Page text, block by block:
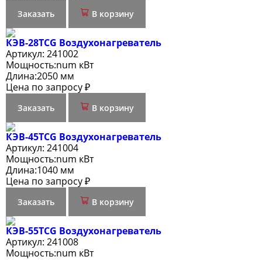
Заказать В корзину
КЭВ-28TСG Воздухонагреватель
Артикул: 241002
Мощность:num кВт
Длина:2050 мм
Цена по запросу ₽
Заказать В корзину
КЭВ-45TСG Воздухонагреватель
Артикул: 241004
Мощность:num кВт
Длина:1040 мм
Цена по запросу ₽
Заказать В корзину
КЭВ-55TСG Воздухонагреватель
Артикул: 241008
Мощность:num кВт